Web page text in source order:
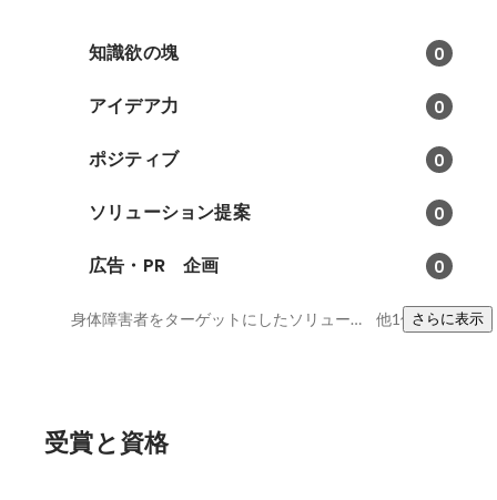
知識欲の塊 0
アイデア力 0
ポジティブ 0
ソリューション提案 0
広告・PR 企画 0
身体障害者をターゲットにしたソリューション提案、IP（キャラクター）を使ったソリューション提案、日仏英 他1件さらに表示
受賞と資格